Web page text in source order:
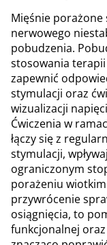
Mięśnie porażone
nerwowego
pobudzenia.
stosowania
zapewnić
stymulacji oraz
wizualizacji
Ćwiczenia w
łączy się z
stymulacji,
ograniczonym
porażeniu
przywrócenie
osiągnięcia, to
funkcjonalnej